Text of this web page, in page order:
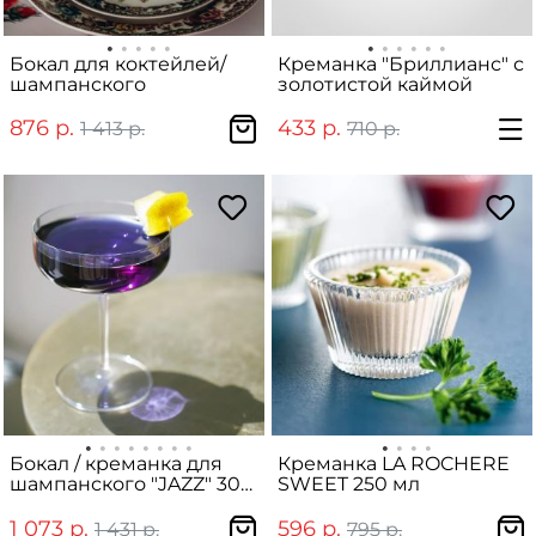
Бокал для коктейлей/
шампанского
876 р. 1 413 р.
Креманка "Бриллианс" с
золотистой каймой
433 р. 710 р.
Бокал / креманка для
шампанского "JAZZ" 300
1 073 р. 1 431 р.
Креманка LA ROCHERE
SWEET 250 мл
596 р. 795 р.